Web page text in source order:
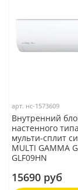
арт. нс-1573609
Внутренний
настенного
мульти-сплит
MULTI GAMMA
GLF09HN
15690 руб